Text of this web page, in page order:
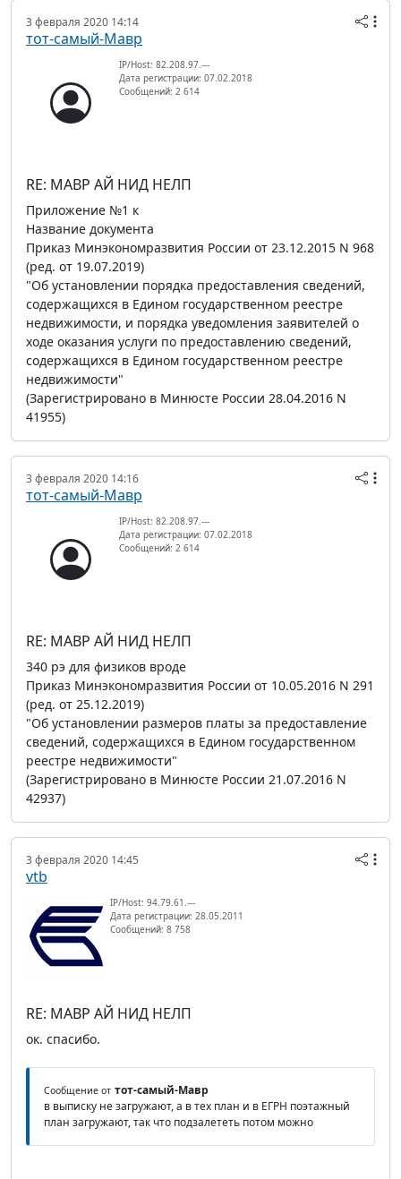
3 февраля 2020 14:14
тот-самый-Мавр
IP/Host: 82.208.97.---
Дата регистрации: 07.02.2018
Сообщений: 2 614
RE: МАВР АЙ НИД НЕЛП
Приложение №1 к
Название документа
Приказ Минэкономразвития России от 23.12.2015 N 968
(ред. от 19.07.2019)
"Об установлении порядка предоставления сведений,
содержащихся в Едином государственном реестре
недвижимости, и порядка уведомления заявителей о
ходе оказания услуги по предоставлению сведений,
содержащихся в Едином государственном реестре
недвижимости"
(Зарегистрировано в Минюсте России 28.04.2016 N
41955)
3 февраля 2020 14:16
тот-самый-Мавр
IP/Host: 82.208.97.---
Дата регистрации: 07.02.2018
Сообщений: 2 614
RE: МАВР АЙ НИД НЕЛП
340 рэ для физиков вроде
Приказ Минэкономразвития России от 10.05.2016 N 291
(ред. от 25.12.2019)
"Об установлении размеров платы за предоставление
сведений, содержащихся в Едином государственном
реестре недвижимости"
(Зарегистрировано в Минюсте России 21.07.2016 N
42937)
3 февраля 2020 14:45
vtb
IP/Host: 94.79.61.---
Дата регистрации: 28.05.2011
Сообщений: 8 758
RE: МАВР АЙ НИД НЕЛП
ок. спасибо.
Сообщение от тот-самый-Мавр
в выписку не загружают, а в тех план и в ЕГРН поэтажный
план загружают, так что подзалететь потом можно